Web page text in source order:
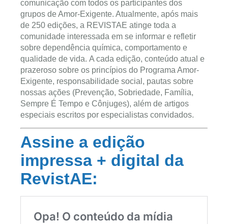
comunicação com todos os participantes dos
grupos de Amor-Exigente. Atualmente, após mais
de 250 edições, a REVISTAE atinge toda a
comunidade interessada em se informar e refletir
sobre dependência química, comportamento e
qualidade de vida. A cada edição, conteúdo atual e
prazeroso sobre os princípios do Programa Amor-
Exigente, responsabilidade social, pautas sobre
nossas ações (Prevenção, Sobriedade, Família,
Sempre É Tempo e Cônjuges), além de artigos
especiais escritos por especialistas convidados.
Assine a edição
impressa + digital da
RevistAE: